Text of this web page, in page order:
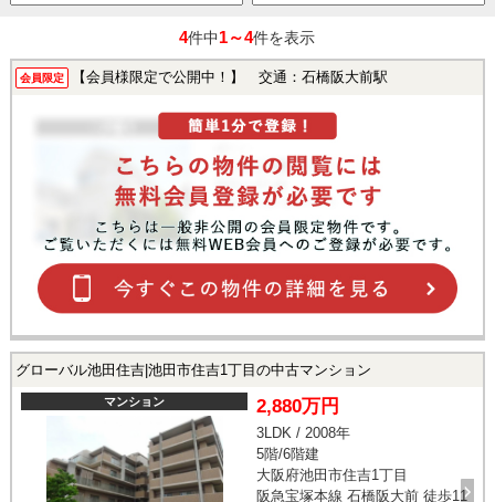
4件中1～4件を表示
会員限定 【会員様限定で公開中！】 交通：石橋阪大前駅
グローバル池田住吉|池田市住吉1丁目の中古マンション
マンション 2,880万円
3LDK / 2008年
5階/6階建
大阪府池田市住吉1丁目
阪急宝塚本線 石橋阪大前 徒歩11